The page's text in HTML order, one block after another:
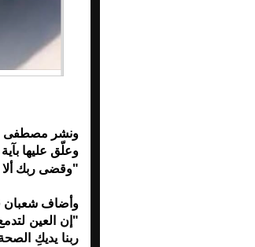
ونشر مصطفى
وعلّق عليها
"وقضى ربك ألا
وأضاف شعبان
"إن العين
ربنا يديكِ